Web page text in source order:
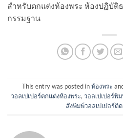
สำหรับตกแต่งห้องพระ ห้องปฏิบัติ
กรรมฐาน
This entry was posted inห้องพระ
วอลเปเปอร์ตกแต่งห้องพระ,วอลเปเปอร์พิ
สั่งพิมพ์วอลเปเปอร์ติ